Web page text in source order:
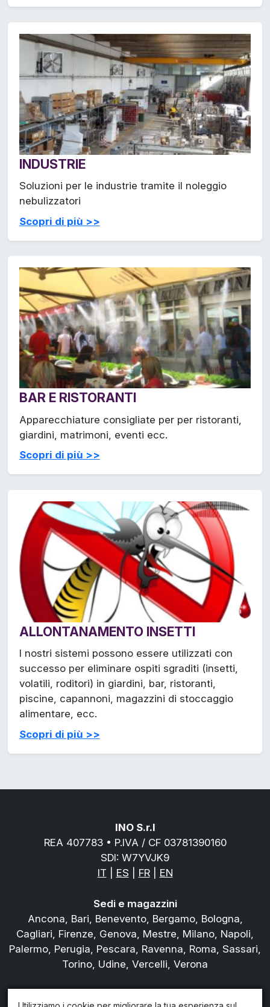
INDUSTRIE
Soluzioni per le industrie tramite il noleggio
nebulizzatori
Scopri di più >>
BAR E RISTORANTI
Apparecchiature consigliate per per ristoranti,
giardini, matrimoni, eventi ecc.
Scopri di più >>
ALLONTANAMENTO INSETTI
I nostri sistemi possono essere utilizzati con
successo per eliminare ospiti sgraditi (insetti,
volatili, roditori) in giardini, bar, ristoranti,
piscine, capannoni, magazzini di stoccaggio
alimentare, ecc.
Scopri di più >>
INO S.r.l
REA 407783 • P.IVA / CF 03781390160
SDI: W7YVJK9
IT
ES FR| EN
Sedi e magazzini
Ancona, Bari, Benevento, Bergamo, Bologna,
Cagliari, Firenze, Genova, Mestre, Milano, Napoli,
Palermo, Perugia, Pescara, Ravenna, Roma, Sassari,
Torino, Udine, Vercelli, Verona